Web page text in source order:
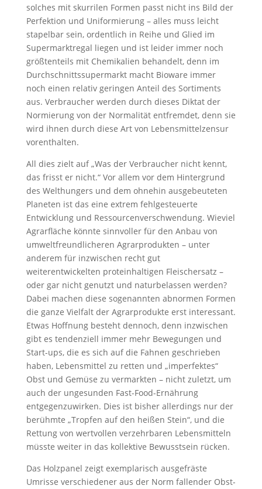
solches mit skurrilen Formen passt nicht ins Bild der
Perfektion und Uniformierung – alles muss leicht
stapelbar sein, ordentlich in Reihe und Glied im
Supermarktregal liegen und ist leider immer noch
größtenteils mit Chemikalien behandelt, denn im
Durchschnittssupermarkt macht Bioware immer
noch einen relativ geringen Anteil des Sortiments
aus. Verbraucher werden durch dieses Diktat der
Normierung von der Normalität entfremdet, denn sie
wird ihnen durch diese Art von Lebensmittelzensur
vorenthalten.
All dies zielt auf „Was der Verbraucher nicht kennt,
das frisst er nicht.“ Vor allem vor dem Hintergrund
des Welthungers und dem ohnehin ausgebeuteten
Planeten ist das eine extrem fehlgesteuerte
Entwicklung und Ressourcenverschwendung. Wieviel
Agrarfläche könnte sinnvoller für den Anbau von
umweltfreundlicheren Agrarprodukten – unter
anderem für inzwischen recht gut
weiterentwickelten proteinhaltigen Fleischersatz –
oder gar nicht genutzt und naturbelassen werden?
Dabei machen diese sogenannten abnormen Formen
die ganze Vielfalt der Agrarprodukte erst interessant.
Etwas Hoffnung besteht dennoch, denn inzwischen
gibt es tendenziell immer mehr Bewegungen und
Start-ups, die es sich auf die Fahnen geschrieben
haben, Lebensmittel zu retten und „imperfektes“
Obst und Gemüse zu vermarkten – nicht zuletzt, um
auch der ungesunden Fast-Food-Ernährung
entgegenzuwirken. Dies ist bisher allerdings nur der
berühmte „Tropfen auf den heißen Stein“, und die
Rettung von wertvollen verzehrbaren Lebensmitteln
müsste weiter in das kollektive Bewusstsein rücken.
Das Holzpanel zeigt exemplarisch ausgefräste
Umrisse verschiedener aus der Norm fallender Obst-